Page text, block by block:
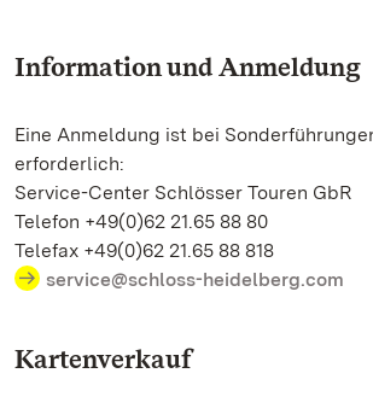
Information und Anmeldung
Eine Anmeldung ist bei
erforderlich:
Service-Center Schlösser Touren GbR
Telefon +49(0)62 21.65 88 80
Telefax +49(0)62 21.65 88 818
service@schloss-heidelberg.com
Kartenverkauf